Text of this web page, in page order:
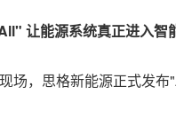
让能源系统真正进入智
场，思格新能源正式发布